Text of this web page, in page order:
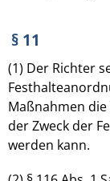
§ 11
(1) Der Richter
Maßnahmen
der Zweck der
werden kann.